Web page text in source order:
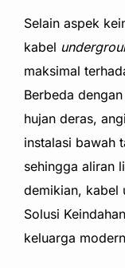
Selain aspek
kabel
maksimal
Berbeda
hujan deras,
instalasi bawah
sehingga aliran
demikian, kabel
Solusi
keluarga